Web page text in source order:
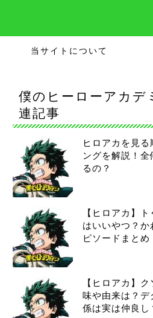
当サイトについて
僕のヒーローアカデ
連記事
ヒロアカを見る
ングを解説！全
るの？
【ヒロアカ】
はいいやつ？か
ピソードまとめ
【ヒロアカ】
味や由来は？デ
係は実は仲良し